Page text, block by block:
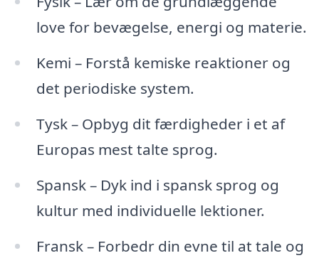
love for bevægelse, energi og materie.
Kemi – Forstå kemiske reaktioner og
det periodiske system.
Tysk – Opbyg dit færdigheder i et af
Europas mest talte sprog.
Spansk – Dyk ind i spansk sprog og
kultur med individuelle lektioner.
Fransk – Forbedr din evne til at tale og